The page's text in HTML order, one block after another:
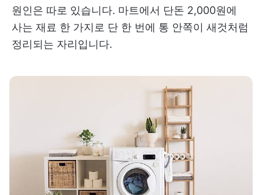
원인은 따로 있습니다. 마트에서 단돈 2,000원에
사는 재료 한 가지로 단 한 번에 통 안쪽이 새것처럼
정리되는 자리입니다.